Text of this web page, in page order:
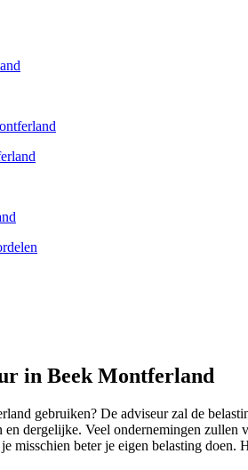
in Beek Montferland
gebruiken? De adviseur zal de
dergelijke. Veel ondernemingen
misschien beter je eigen belasting